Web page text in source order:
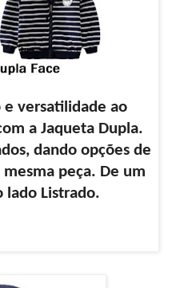
versatilidade ao
a Jaqueta Dupla.
dando opções de
peça. De um
lado Listrado.